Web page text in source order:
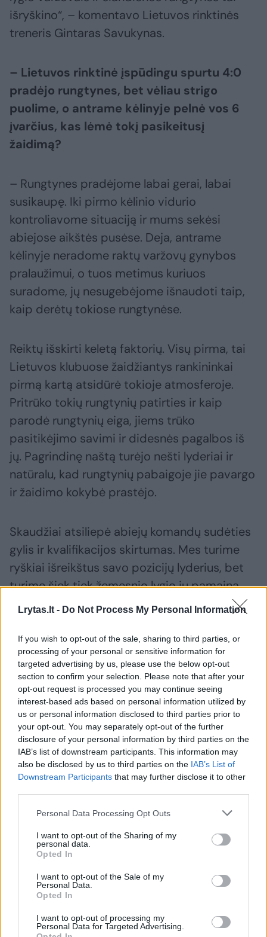
Lrytas.lt - Do Not Process My Personal Information
If you wish to opt-out of the sale, sharing to third parties, or
processing of your personal or sensitive information for
targeted advertising by us, please use the below opt-out
section to confirm your selection. Please note that after your
opt-out request is processed you may continue seeing
interest-based ads based on personal information utilized by
us or personal information disclosed to third parties prior to
your opt-out. You may separately opt-out of the further
disclosure of your personal information by third parties on the
IAB’s list of downstream participants. This information may
also be disclosed by us to third parties on the IAB’s List of
Downstream Participants that may further disclose it to other
Personal Data Processing Opt Outs
I want to opt-out of the Sharing of my
personal data.
Opted In
I want to opt-out of the Sale of my
Personal Data.
Opted In
I want to opt-out of processing my
Personal Data for Targeted Advertising.
išryškino“, – komentavo Lietuvos rinktinės
treneris Gintaras Savukynas.
– Lietuvos rinktinė įspūdingu spurtu 4:0
pradėjo rungtynes, bet vėliau strigo
puolime, o antrame kėlinyje pelnė vos 6
įvarčius, kas lėmė tokį pasikeitusį
žaidimą?
– Rungtynes pradėjome labai gerai, labai
susikaupę. Iki pirmo kėlinio vidurio
kontroliavome situaciją ir mums sekėsi
abiejose aikštės pusėse. Deja, antrame
kėlinyje neradome raktų varžovų gynybos
pralaužimui, o tuos metimus kuriuos
suradome, jų nesugebėjome išnaudoti taip,
kaip derėtų tokiose rungtynėse.
Reiktų išskirti keletą faktorių. Visų pirma, tai
Lietuvos klubuose žaidžiantys rankininkai
pirmą kartą atsidūrė tokioje atmosferoje.
Pritrūko tokių rungtynių patirties ir kaip
parodė rungtynių eiga, jiems trūko
pasitikėjimo savimi ir didesnės pagalbos iš
jų. Pagrindinę naštą turėjo nešti lyderiai ir
natūralu, kad rungtynių pabaigoje jie pavargo
ir žaidimo kokybė prastėjo.
Skaudžiai atsiliepė abiejų komandų sudėties
gylis ir kvalifikacijos skirtumas. Mes turime
ryškiai išreikštus savo pozicijų lyderius, bet
turime šiek tiek žemesnio lygio jų pamainą,
kuri į aikštelę išeina po keitimo. Visų
pasijuto galutiniame rezultate. Kitas labai
svarbus aspektas – mes jau kurį laiką
neatrandam linijos žaidėjo, kuris rungtynėse
su tokio lygio varžovais galėtų mums duoti
norimą rezultatą. Ši problema mus persekioja
jau ne vieną atrankos ciklą. Jeigu pasvertume
abiejų komandų svarstykles, varžovams
linijos žaidėjai davė daug naudos, o mes tos
naudos neturėjome. Turime daugiau formalių
– Ko Lietuva turėtume pasimokyti iš tokių
valstybių kaip Šiaurės Makedonija ar
Slovėnija, kurių rinktinės nuolat patenka į
pasaulio ir Europos čempionatus?
– Daug lemia tarptautinė patirtis. Iš mūsų